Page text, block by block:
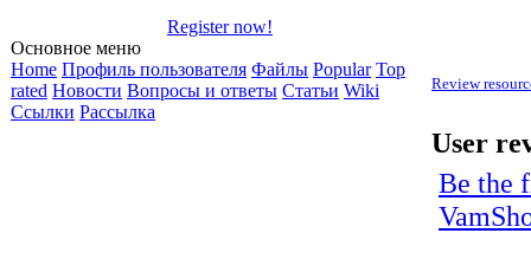
Register now!
Основное меню
Home Профиль пользователя Файлы Popular Top
rated Новости Вопросы и ответы Статьи Wiki
Ссылки Рассылка
Review
User
Be the